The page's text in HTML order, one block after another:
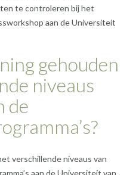
te controleren bij het
aan de Universiteit
gehouden
niveaus
de
verschillende niveaus van